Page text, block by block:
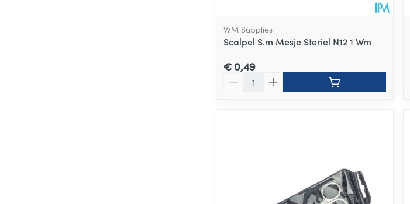
WM Supplies
Scalpel S.m Mesje Steriel N12 1 Wm
€ 0,49